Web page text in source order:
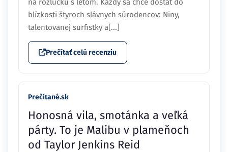
na rozlúčku s letom. Každý sa chce dostať do
blízkosti štyroch slávnych súrodencov: Niny,
talentovanej surfistky a[...]
Prečítať celú recenziu
Prečítané.sk
Honosná vila, smotánka a veľká
párty. To je Malibu v plameňoch
od Taylor Jenkins Reid